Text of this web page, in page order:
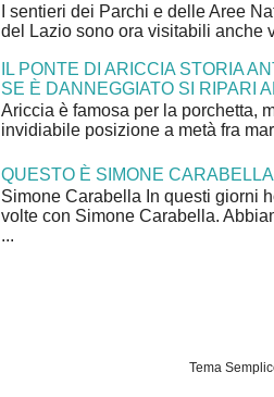
I sentieri dei Parchi e delle Aree
del Lazio sono ora visitabili anche
IL PONTE DI ARICCIA STORIA
SE È DANNEGGIATO SI RIPARI
Ariccia è famosa per la porchetta,
invidiabile posizione a metà fra
QUESTO È SIMONE CARABELLA
Simone Carabella In questi giorni
volte con Simone Carabella.
...
Tema